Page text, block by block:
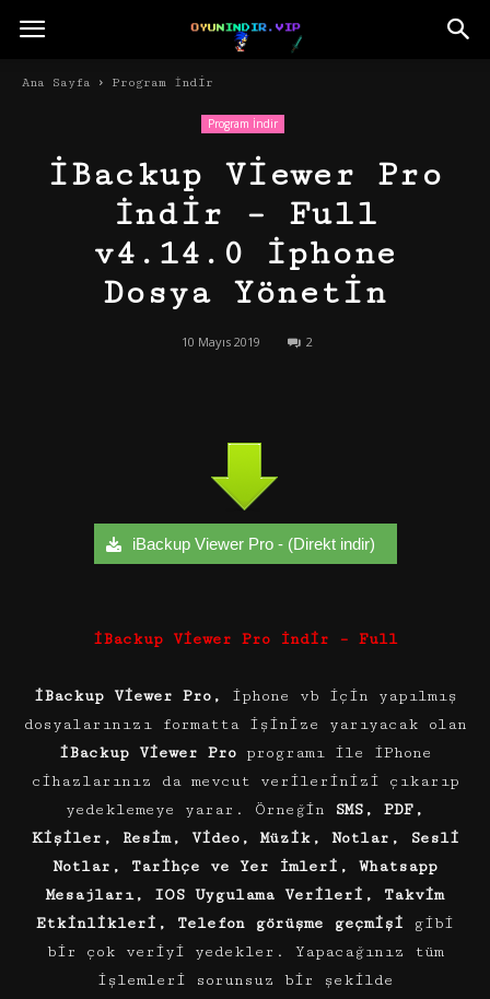
Ana Sayfa Program İndir
Program İndir
iBackup Viewer Pro
İndir – Full
v4.14.0 İphone
Dosya Yönetin
10 Mayıs 2019 2
iBackup Viewer Pro - (Direkt indir)
iBackup Viewer Pro İndir – Full
iBackup Viewer Pro, iphone vb için yapılmış
dosyalarınızı formatta işinize yarıyacak olan
iBackup Viewer Proprogramı ile iPhone
cihazlarınız da mevcut verilerinizi çıkarıp
yedeklemeye yarar. Örneğin SMS, PDF,
Kişiler, Resim, Video, Müzik, Notlar, Sesli
Notlar, Tarihçe ve Yer İmleri, Whatsapp
Mesajları, IOS Uygulama Verileri, Takvim
Etkinlikleri, Telefon görüşme geçmişi gibi
bir çok veriyi yedekler. Yapacağınız tüm
işlemleri sorunsuz bir şekilde